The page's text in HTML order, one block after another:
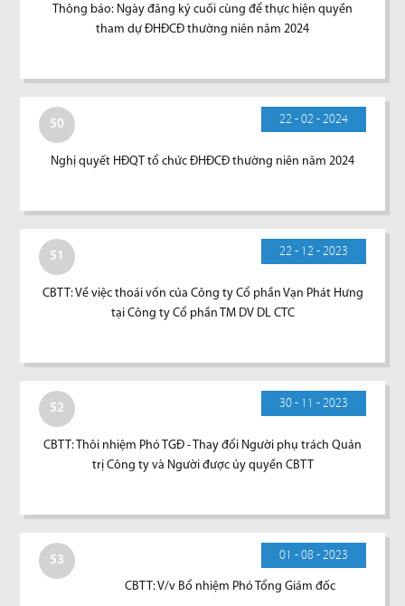
Thông báo: Ngày đăng ký cuối cùng để thực hiện quyền
tham dự ĐHĐCĐ thường niên năm 2024
50 22 - 02 - 2024
Nghị quyết HĐQT tổ chức ĐHĐCĐ thường niên năm 2024
51 22 - 12 - 2023
CBTT: Về việc thoái vốn của Công ty Cổ phần Vạn Phát Hưng
tại Công ty Cổ phần TM DV DL CTC
52 30 - 11 - 2023
CBTT: Thôi nhiệm Phó TGĐ - Thay đổi Người phụ trách Quản
trị Công ty và Người được ủy quyền CBTT
53 01 - 08 - 2023
CBTT: V/v Bổ nhiệm Phó Tổng Giám đốc